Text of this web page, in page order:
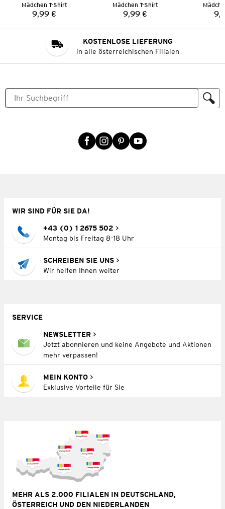
Mädchen T-Shirt
Preis:
9,99 €
Mädchen T-Shirt
Preis:
9,99 €
KOSTENLOSE LIEFERUNG
in alle österreichischen Filialen
WIR SIND FÜR SIE DA!
+43 (0) 1 2675 502
Montag bis Freitag 8–18 Uhr
SCHREIBEN SIE UNS
Wir helfen Ihnen weiter
SERVICE
NEWSLETTER
Jetzt abonnieren und keine Angebote und Aktionen
mehr verpassen!
MEIN KONTO
Exklusive Vorteile für Sie
MEHR ALS 2.000 FILIALEN IN DEUTSCHLAND,
ÖSTERREICH UND DEN NIEDERLANDEN